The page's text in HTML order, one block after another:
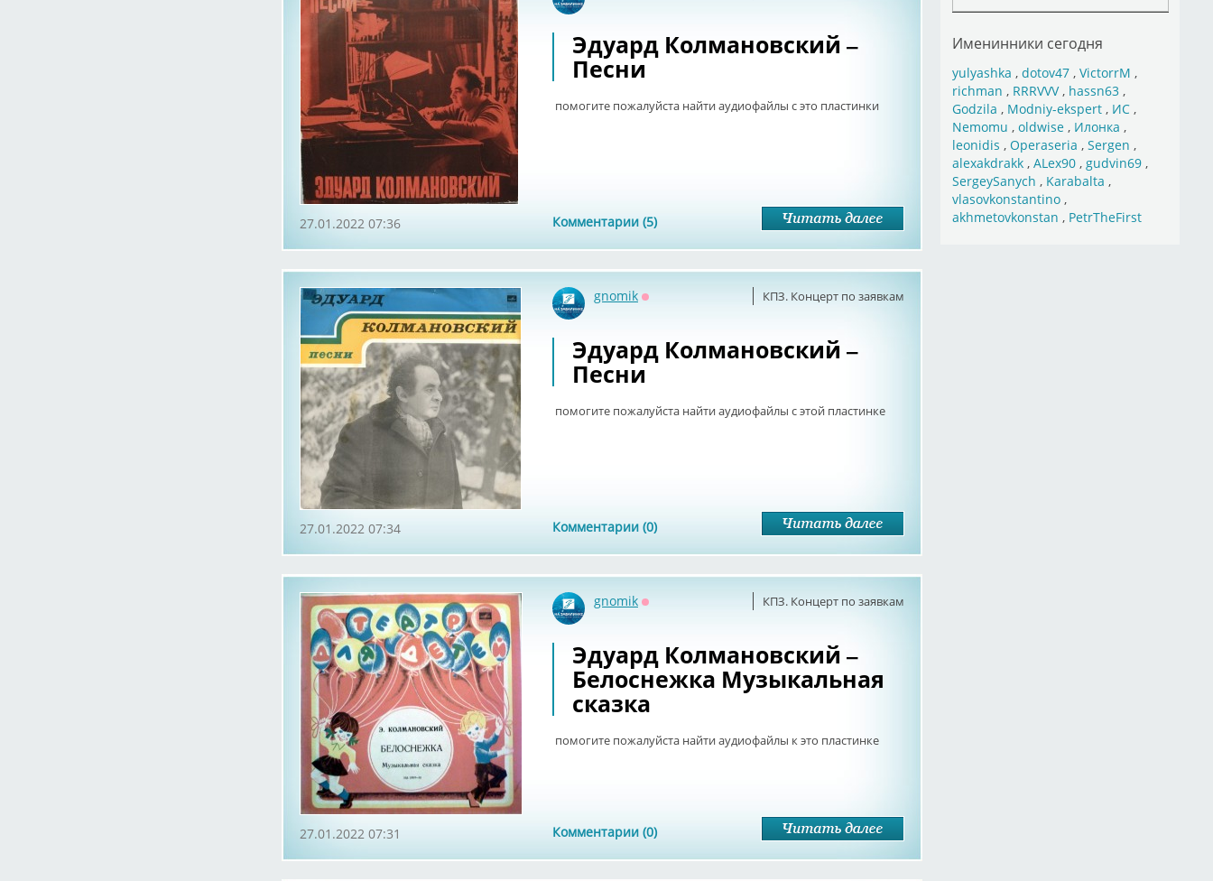
Эдуард Колмановский ‎–
Песни
помогите пожалуйста найти аудиофайлы с это пластинки
Комментарии (5)
27.01.2022 07:36
КПЗ. Концерт по заявкам
gnomik
Эдуард Колмановский ‎–
Песни
помогите пожалуйста найти аудиофайлы с этой пластинке
Комментарии (0)
27.01.2022 07:34
КПЗ. Концерт по заявкам
gnomik
Эдуард Колмановский ‎–
Белоснежка Музыкальная
сказка
помогите пожалуйста найти аудиофайлы к это пластинке
Комментарии (0)
27.01.2022 07:31
Именинники сегодня
yulyashka , dotov47, VictorrM ,
richman , RRRVVV, hassn63,
Godzila , Modniy-ekspert, ИС,
Nemomu , oldwise, Илонка ,
leonidis , Operaseria , Sergen ,
alexakdrakk, ALex90, gudvin69,
SergeySanych , Karabalta ,
vlasovkonstantino,
akhmetovkonstan , PetrTheFirst